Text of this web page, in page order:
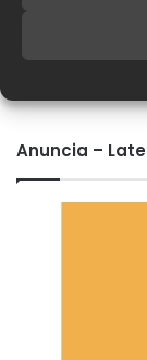
Anuncia –